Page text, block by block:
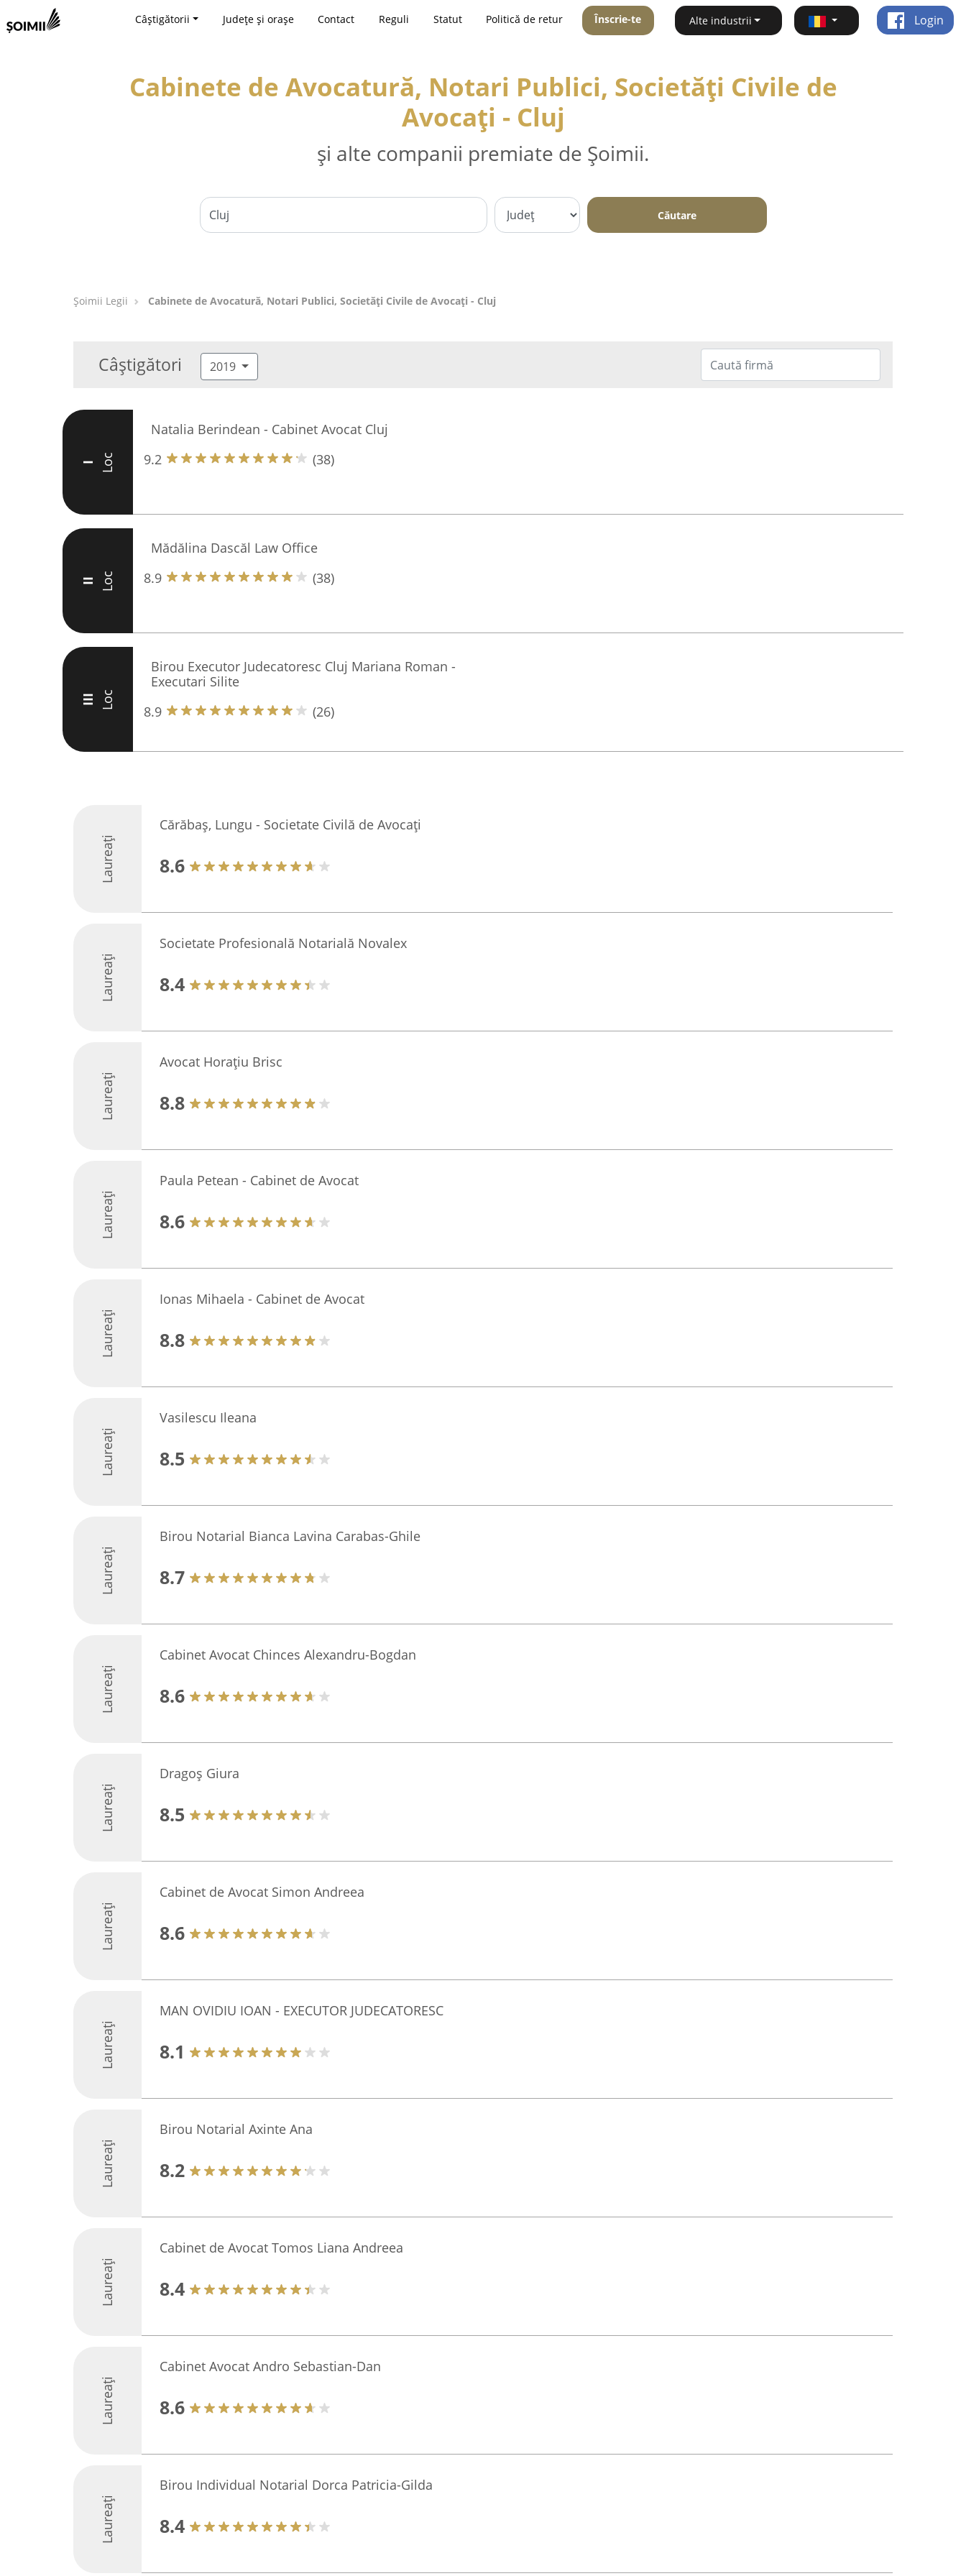
Câștigătorii Județe și orașe Contact Reguli Statut Politică de retur Înscrie-te Alte industrii Login
Cabinete de Avocatură, Notari Publici, Societăți Civile de
Avocați - Cluj
și alte companii premiate de Șoimii.
Căutare
Șoimii Legii Cabinete de Avocatură, Notari Publici, Societăți Civile de Avocați - Cluj
Câștigători 2019
I Loc
Natalia Berindean - Cabinet Avocat Cluj
9.2
(38)
II Loc
Mădălina Dascăl Law Office
8.9
(38)
III Loc
Birou Executor Judecatoresc Cluj Mariana Roman -
Executari Silite
8.9
(26)
Laureați
Cărăbaș, Lungu - Societate Civilă de Avocați
8.6
Laureați
Societate Profesională Notarială Novalex
8.4
Laureați
Avocat Horațiu Brisc
8.8
Laureați
Paula Petean - Cabinet de Avocat
8.6
Laureați
Ionas Mihaela - Cabinet de Avocat
8.8
Laureați
Vasilescu Ileana
8.5
Laureați
Birou Notarial Bianca Lavina Carabas-Ghile
8.7
Laureați
Cabinet Avocat Chinces Alexandru-Bogdan
8.6
Laureați
Dragoș Giura
8.5
Laureați
Cabinet de Avocat Simon Andreea
8.6
Laureați
MAN OVIDIU IOAN - EXECUTOR JUDECATORESC
8.1
Laureați
Birou Notarial Axinte Ana
8.2
Laureați
Cabinet de Avocat Tomos Liana Andreea
8.4
Laureați
Cabinet Avocat Andro Sebastian-Dan
8.6
Laureați
Birou Individual Notarial Dorca Patricia-Gilda
8.4